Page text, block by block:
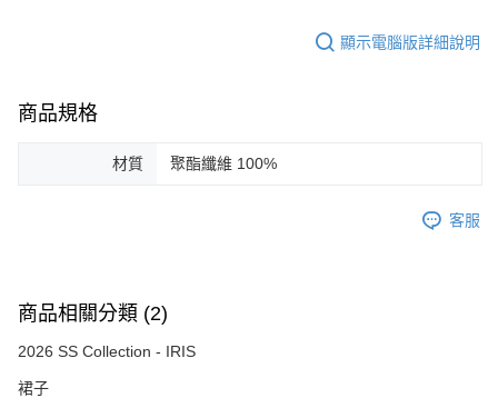
顯示電腦版詳細說明
商品規格
材質 聚酯纖維 100%
客服
商品相關分類 (2)
2026 SS Collection - IRIS
裙子